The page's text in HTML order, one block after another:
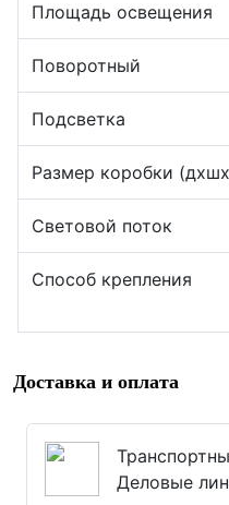
Площадь освещения
Поворотный
Подсветка
Размер коробки
Световой поток
Способ крепления
Доставка и оплата
Деловые